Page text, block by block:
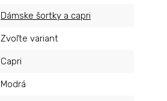
Dámske šortky a capri
Zvoľte variant
Capri
Modrá